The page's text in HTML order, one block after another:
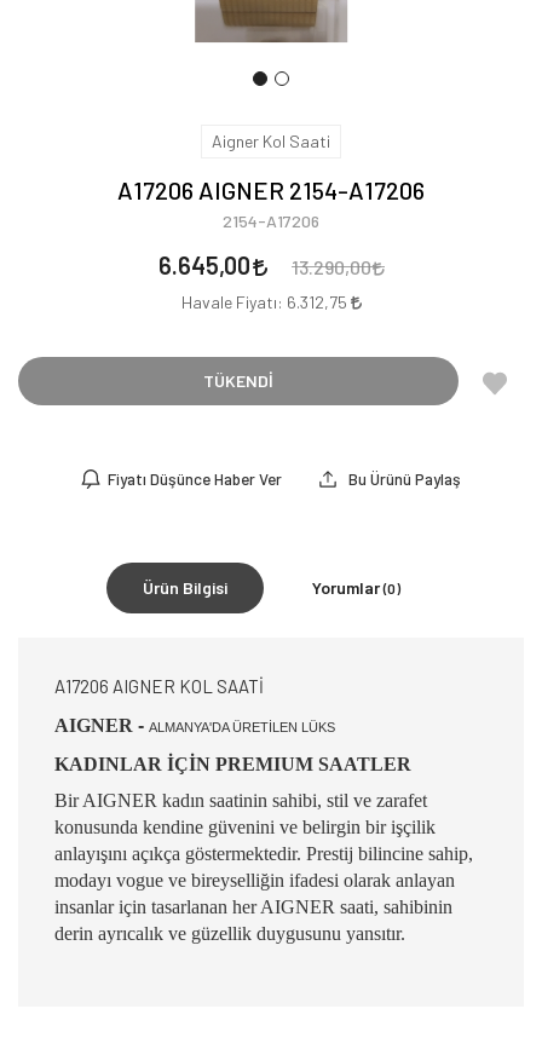
Aigner Kol Saati
A17206 AIGNER 2154-A17206
2154-A17206
6.645,00 13.290,00
Havale Fiyatı: 6.312,75
TÜKENDİ
Fiyatı Düşünce Haber Ver Bu Ürünü Paylaş
Ürün Bilgisi Yorumlar(0)
A17206 AIGNER KOL SAATİ
AIGNER - ALMANYA'DA ÜRETİLEN LÜKS
KADINLAR İÇİN PREMIUM SAATLER
Bir AIGNER kadın saatinin sahibi, stil ve zarafet
konusunda kendine güvenini ve belirgin bir işçilik
anlayışını açıkça göstermektedir. Prestij bilincine sahip,
modayı vogue ve bireyselliğin ifadesi olarak anlayan
insanlar için tasarlanan her AIGNER saati, sahibinin
derin ayrıcalık ve güzellik duygusunu yansıtır.